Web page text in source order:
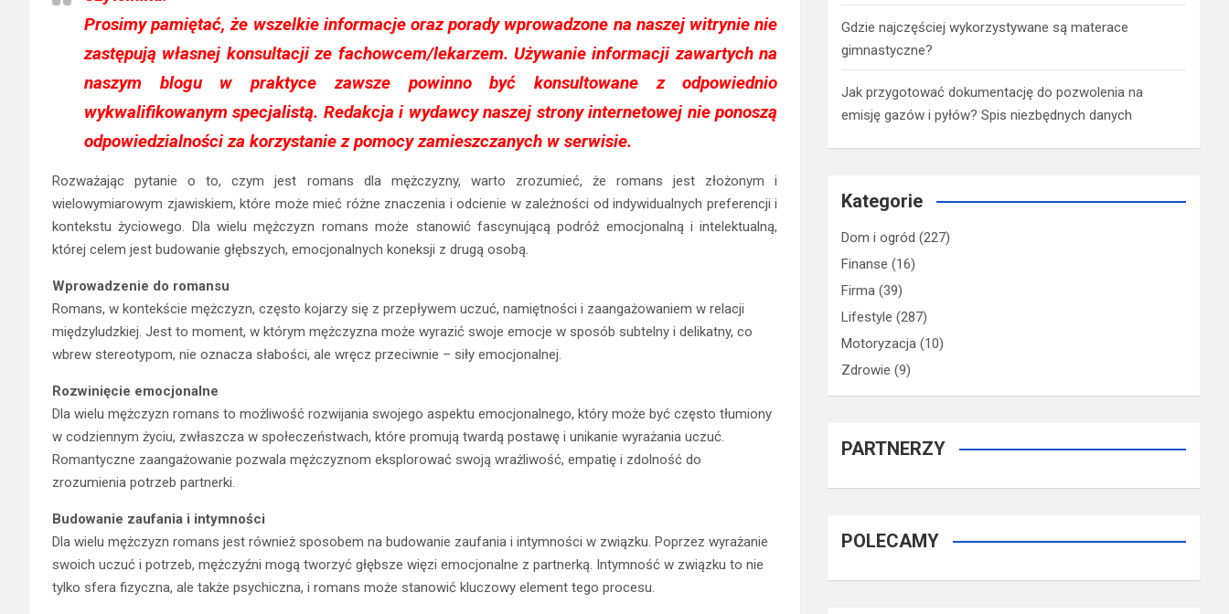
Prosimy pamiętać, że wszelkie informacje oraz porady wprowadzone na naszej witrynie nie
zastępują własnej konsultacji ze fachowcem/lekarzem. Używanie informacji zawartych na
naszym blogu w praktyce zawsze powinno być konsultowane z odpowiednio
wykwalifikowanym specjalistą. Redakcja i wydawcy naszej strony internetowej nie ponoszą
odpowiedzialności za korzystanie z pomocy zamieszczanych w serwisie.
Rozważając pytanie o to, czym jest romans dla mężczyzny, warto zrozumieć, że romans jest złożonym i
wielowymiarowym zjawiskiem, które może mieć różne znaczenia i odcienie w zależności od indywidualnych preferencji i
kontekstu życiowego. Dla wielu mężczyzn romans może stanowić fascynującą podróż emocjonalną i intelektualną,
której celem jest budowanie głębszych, emocjonalnych koneksji z drugą osobą.
Wprowadzenie do romansu
Romans, w kontekście mężczyzn, często kojarzy się z przepływem uczuć, namiętności i zaangażowaniem w relacji
międzyludzkiej. Jest to moment, w którym mężczyzna może wyrazić swoje emocje w sposób subtelny i delikatny, co
wbrew stereotypom, nie oznacza słabości, ale wręcz przeciwnie – siły emocjonalnej.
Rozwinięcie emocjonalne
Dla wielu mężczyzn romans to możliwość rozwijania swojego aspektu emocjonalnego, który może być często tłumiony
w codziennym życiu, zwłaszcza w społeczeństwach, które promują twardą postawę i unikanie wyrażania uczuć.
Romantyczne zaangażowanie pozwala mężczyznom eksplorować swoją wrażliwość, empatię i zdolność do
zrozumienia potrzeb partnerki.
Budowanie zaufania i intymności
Dla wielu mężczyzn romans jest również sposobem na budowanie zaufania i intymności w związku. Poprzez wyrażanie
swoich uczuć i potrzeb, mężczyźni mogą tworzyć głębsze więzi emocjonalne z partnerką. Intymność w związku to nie
tylko sfera fizyczna, ale także psychiczna, i romans może stanowić kluczowy element tego procesu.
Gdzie najczęściej wykorzystywane są materace
gimnastyczne?
Jak przygotować dokumentację do pozwolenia na
emisję gazów i pyłów? Spis niezbędnych danych
Kategorie
Dom i ogród (227)
Finanse (16)
Firma (39)
Lifestyle (287)
Motoryzacja (10)
Zdrowie (9)
PARTNERZY
POLECAMY